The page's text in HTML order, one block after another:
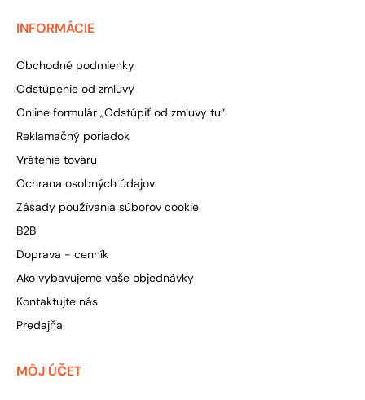
INFORMÁCIE
Obchodné podmienky
Odstúpenie od zmluvy
Online formulár „Odstúpiť od zmluvy tu“
Reklamačný poriadok
Vrátenie tovaru
Ochrana osobných údajov
Zásady používania súborov cookie
B2B
Doprava - cenník
Ako vybavujeme vaše objednávky
Kontaktujte nás
Predajňa
MÔJ ÚČET